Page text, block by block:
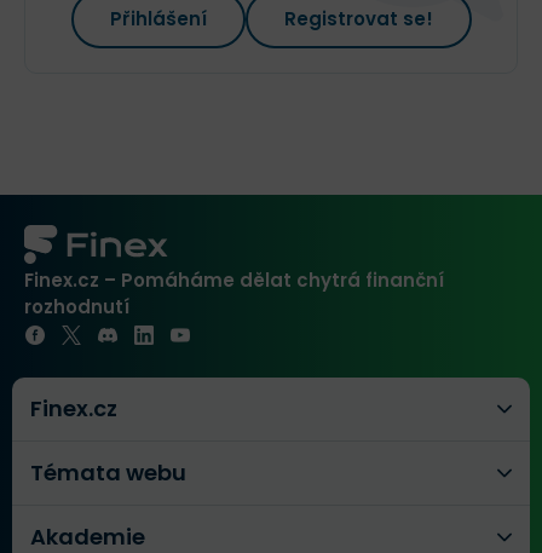
Přihlášení Registrovat se!
Finex.cz – Pomáháme dělat chytrá finanční
rozhodnutí
Finex.cz
Témata webu
Akademie